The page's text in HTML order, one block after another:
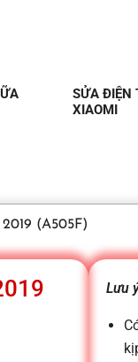
SỬA ĐIỆN
XIAOMI
(A505F)
Lưu